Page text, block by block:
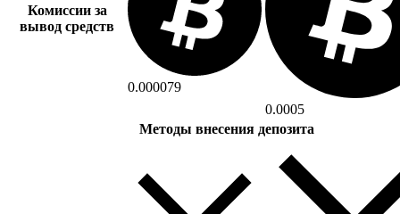
Комиссии за
вывод средств
0.000079
0.0005
Методы внесения депозита